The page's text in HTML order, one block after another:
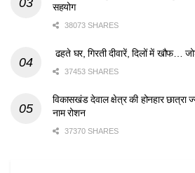
सहयोग
38073 SHARES
ढहते घर, गिरती दीवारें, दिलों में खौफ…
37453 SHARES
विकासखंड देवाल क्षेत्र की होनहार छात्रा
नाम रोशन
37370 SHARES